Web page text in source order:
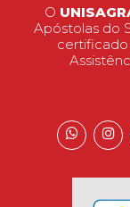
O
Apóstolas do